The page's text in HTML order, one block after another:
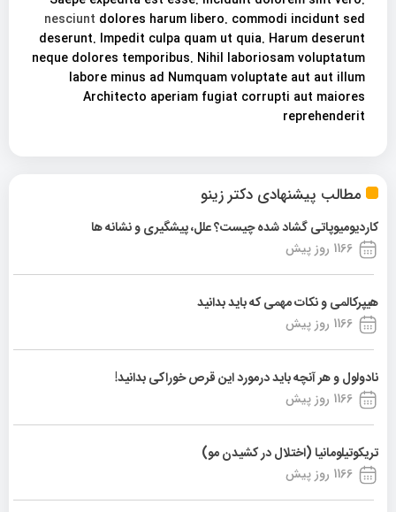
مطالب پیشنهادی دکتر زینو
کاردیومیوپاتی گشاد شده چیست؟ علل، پیشگیری و نشانه ها
1166 روز پیش
هیپرکالمی و نکات مهمی که باید بدانید
1166 روز پیش
نادولول و هر آنچه باید درمورد این قرص خوراکی بدانید!
1166 روز پیش
تریکوتیلومانیا (اختلال در کشیدن مو)
1166 روز پیش
nesciunt dolores harum libero. commodi incidunt sed
deserunt. Impedit culpa quam ut quia. Harum deserunt
neque dolores temporibus. Nihil laboriosam voluptatum
labore minus ad Numquam voluptate aut aut illum
Architecto aperiam fugiat corrupti aut maiores
reprehenderit